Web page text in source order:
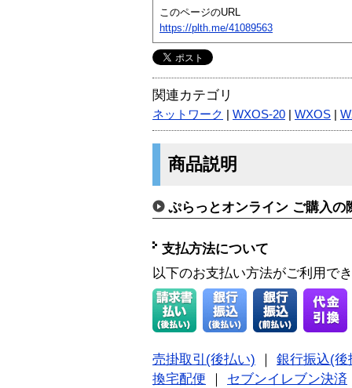
このページのURL
https://plth.me/41089563
関連カテゴリ
ネットワーク WXOS-20 WXOS
商品説明
ぷらっとオンライン ご購入の
支払方法について
以下のお支払い方法がご利用で
売掛取引(後払い)
銀行振込(後
換宅配便
セブンイレブン決済